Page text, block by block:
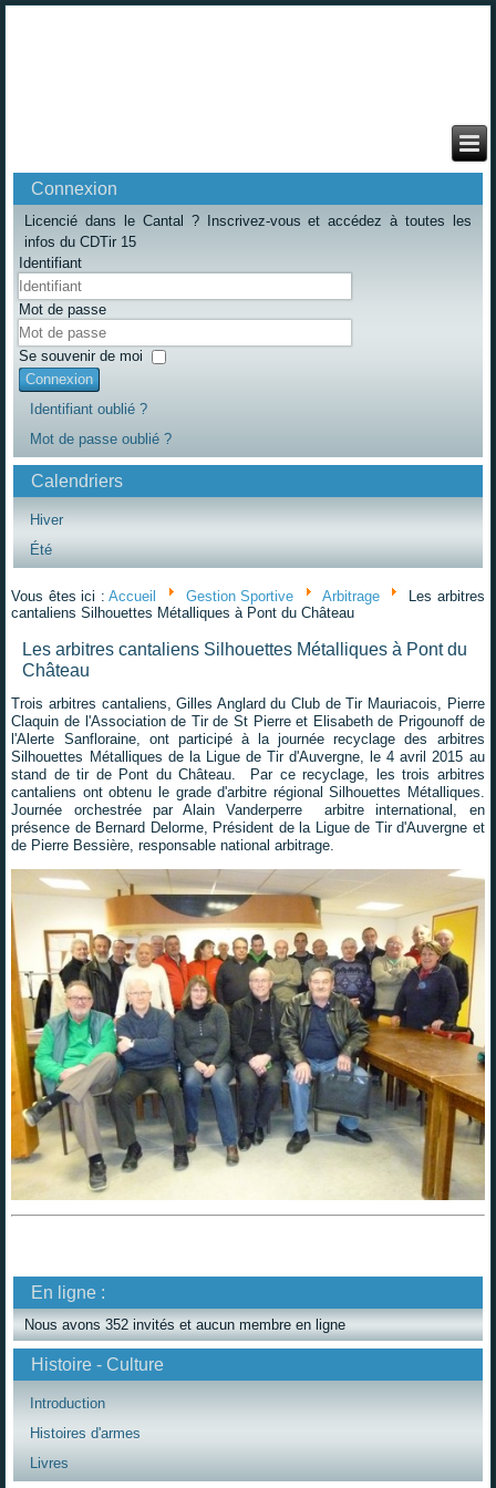
Connexion
Licencié dans le Cantal ? Inscrivez-vous et accédez à toutes les
infos du CDTir 15
Identifiant
Mot de passe
Se souvenir de moi
Connexion
Identifiant oublié ?
Mot de passe oublié ?
Calendriers
Hiver
Été
Vous êtes ici :Accueil Gestion Sportive Arbitrage
Les arbitres
cantaliens Silhouettes Métalliques à Pont du Château
Les arbitres cantaliens Silhouettes Métalliques à Pont du
Château
Trois arbitres cantaliens, Gilles Anglard du Club de Tir Mauriacois, Pierre
Claquin de l'Association de Tir de St Pierre et Elisabeth de Prigounoff de
l'Alerte Sanfloraine, ont participé à la journée recyclage des arbitres
Silhouettes Métalliques de la Ligue de Tir d'Auvergne, le 4 avril 2015 au
stand de tir de Pont du Château. Par ce recyclage, les trois arbitres
cantaliens ont obtenu le grade d'arbitre régional Silhouettes Métalliques.
Journée orchestrée par Alain Vanderperre arbitre international, en
présence de Bernard Delorme, Président de la Ligue de Tir d'Auvergne et
de Pierre Bessière, responsable national arbitrage.
En ligne :
Nous avons 352 invités et aucun membre en ligne
Histoire - Culture
Introduction
Histoires d'armes
Livres